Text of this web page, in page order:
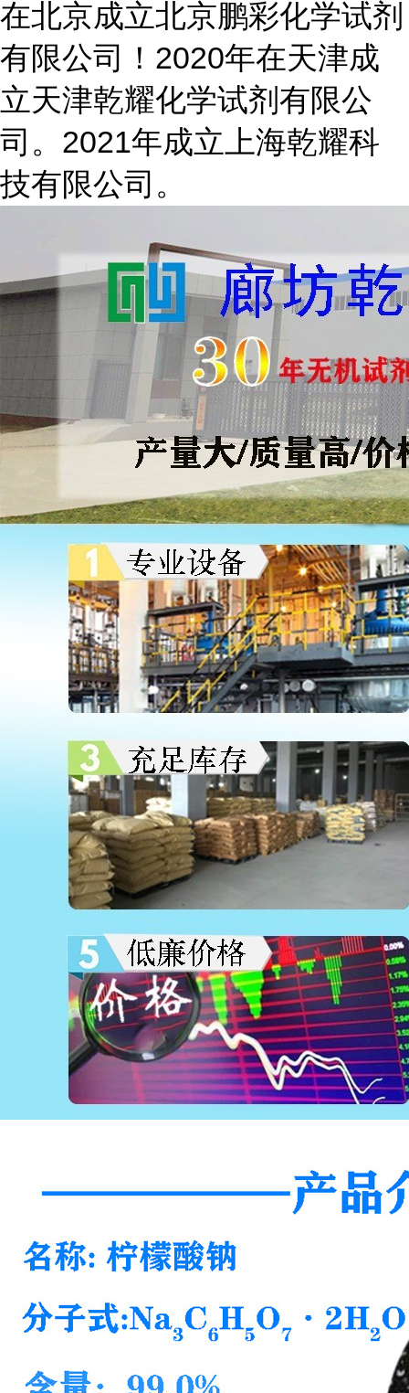
在北京成立北京鹏彩化学试剂
有限公司！2020年在天津成
立天津乾耀化学试剂有限公
司。2021年成立上海乾耀科
技有限公司。